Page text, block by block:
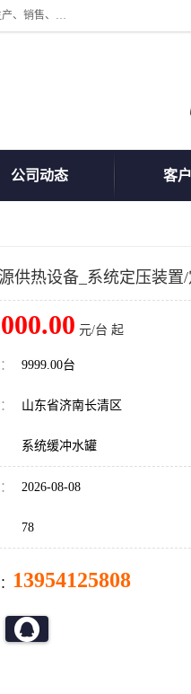
公司主营换热器.换热设备、供水设备，核心产品涵盖：管壳式换热器、换热机组、不锈钢组合式水箱、水处理设备等，提供非标设备集生产、销售、安装一体化服务，可满足全国酒店、学校、医院、商业综合体、工业项目等多场景换热与供水需求。
公司动态 客
供热设备_系统定压装置
元/台 起
9999.00台
山东省济南长清区
系统缓冲水罐
2026-08-08
78
13954125808